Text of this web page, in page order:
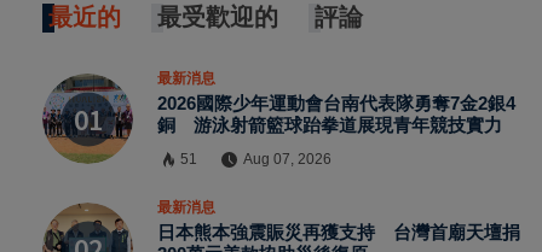
最近的 最受歡迎的 評論
最新消息
2026國際少年運動會台南代表隊勇奪7金2銀4
銅 游泳射箭籃球跆拳道展現青年競技實力
51 Aug 07, 2026
最新消息
日本熊本強震賑災再獲支持 台灣首廟天壇捐
×